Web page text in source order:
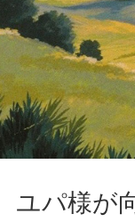
ユパ様が